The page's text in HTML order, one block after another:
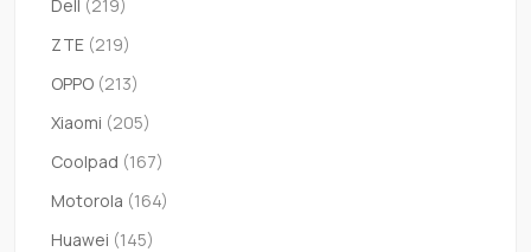
Dell (219)
ZTE (219)
OPPO (213)
Xiaomi (205)
Coolpad (167)
Motorola (164)
Huawei (145)